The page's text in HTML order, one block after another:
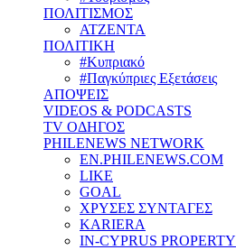
ΠΟΛΙΤΙΣΜΟΣ
ΑΤΖΕΝΤΑ
ΠΟΛΙΤΙΚΗ
#Κυπριακό
#Παγκύπριες Εξετάσεις
ΑΠΟΨΕΙΣ
VIDEOS & PODCASTS
TV ΟΔΗΓΟΣ
PHILENEWS NETWORK
EN.PHILENEWS.COM
LIKE
GOAL
ΧΡΥΣΕΣ ΣΥΝΤΑΓΕΣ
KARIERA
IN-CYPRUS PROPERTY